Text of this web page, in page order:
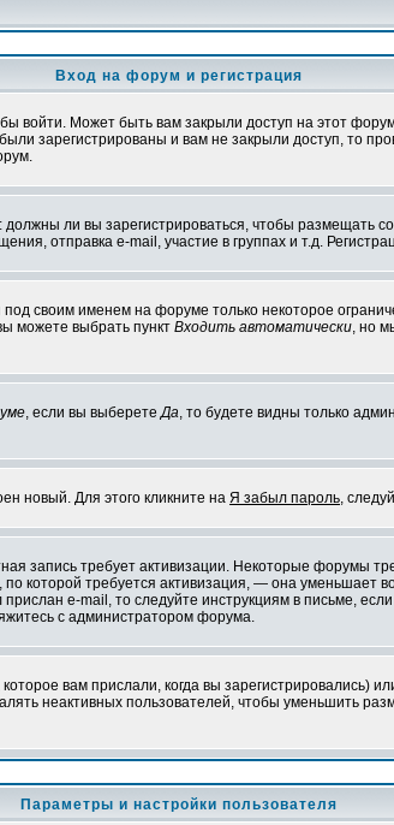
Вход на форум и регистрация
войти. Может быть вам закрыли доступ на этот
зарегистрированы и вам не закрыли доступ, то
ли вы зарегистрироваться, чтобы
отправка e-mail, участие в группах и т.д.
своим именем на форуме только некоторое
можете выбрать пункт Входить автоматически, но
, если вы выберетеДа, то будете видны только
новый. Для этого кликните на Я забыл пароль,
запись требует активизации. Некоторые форумы
которой требуется активизация, — она
e-mail, то следуйте инструкциям в письме,
с администратором форума.
вам прислали, когда вы зарегистрировались)
неактивных пользователей, чтобы уменьшить
Параметры и настройки пользователя